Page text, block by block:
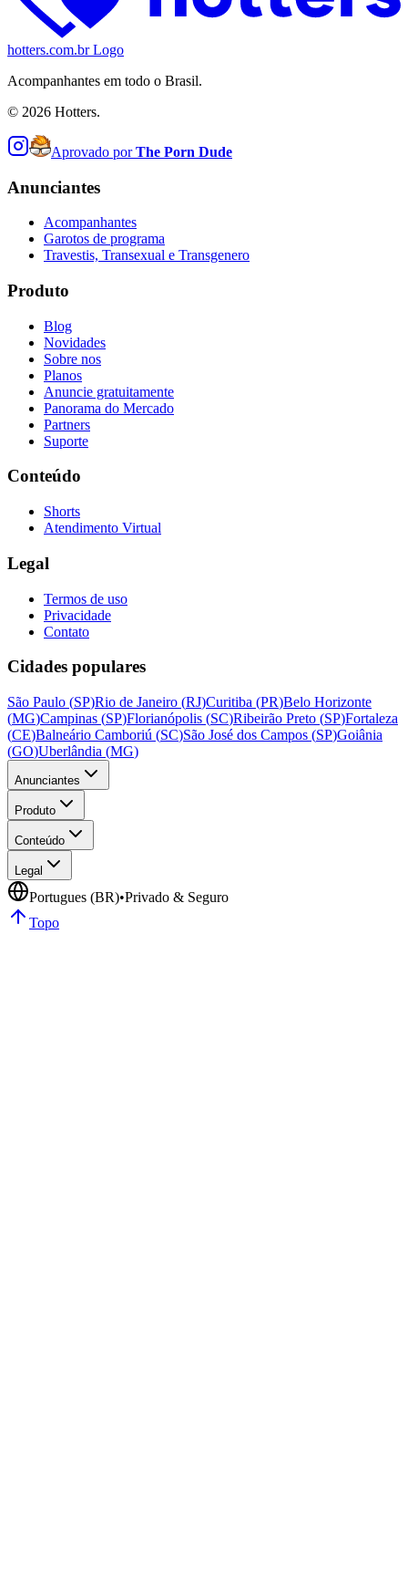
hotters.com.br Logo
Acompanhantes em todo o Brasil.
© 2026 Hotters.
Aprovado por The Porn Dude
Anunciantes
Acompanhantes
Garotos de programa
Travestis, Transexual e Transgenero
Produto
Blog
Novidades
Sobre nos
Planos
Anuncie gratuitamente
Panorama do Mercado
Partners
Suporte
Conteúdo
Shorts
Atendimento Virtual
Legal
Termos de uso
Privacidade
Contato
Cidades populares
São Paulo (SP)Rio de Janeiro (RJ)Curitiba (PR)Belo Horizonte
(MG)Campinas (SP)Florianópolis (SC)Ribeirão Preto (SP)Fortaleza
(CE)Balneário Camboriú (SC)São José dos Campos (SP)Goiânia
(GO)Uberlândia (MG)
Anunciantes
Produto
Conteúdo
Legal
Portugues (BR)•Privado & Seguro
Topo